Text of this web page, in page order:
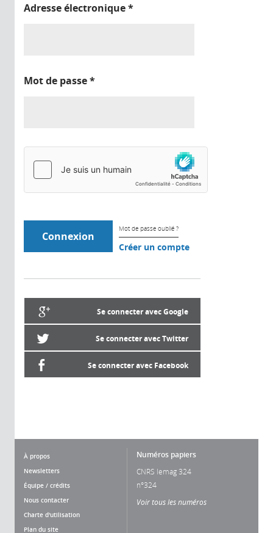
Adresse électronique*
Mot de passe*
Mot de passe oublié ?
Créer un compte
Se connecter avec Google
Se connecter avec Twitter
Se connecter avec Facebook
À propos
Newsletters
Équipe / crédits
Nous contacter
Charte d'utilisation
Plan du site
Numéros papiers
CNRS lemag 324
n°324
Voir tous les numéros